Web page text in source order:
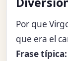
Por que
que era el
Frase típica: